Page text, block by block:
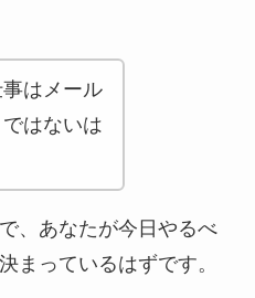
はメール
はないは
、あなたが今日やるべ
まっているはずです。